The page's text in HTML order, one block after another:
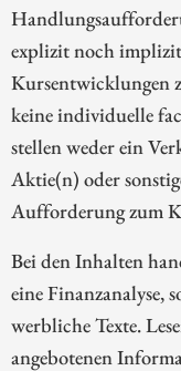
explizit noch implizit
Kursentwicklungen
keine individuelle
stellen weder ein
Aktie(n) oder
Aufforderung zum
Bei den Inhalten
eine Finanzanalyse,
werbliche Texte.
angebotenen